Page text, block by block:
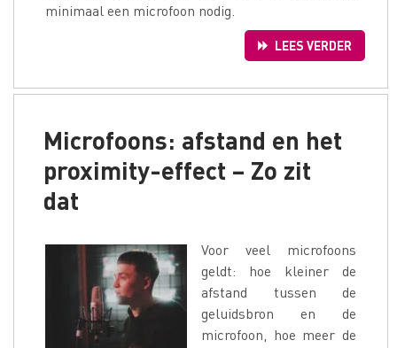
minimaal een microfoon nodig.
LEES VERDER
Microfoons: afstand en het
proximity-effect – Zo zit
dat
Voor veel microfoons
geldt: hoe kleiner de
afstand tussen de
geluidsbron en de
microfoon, hoe meer de